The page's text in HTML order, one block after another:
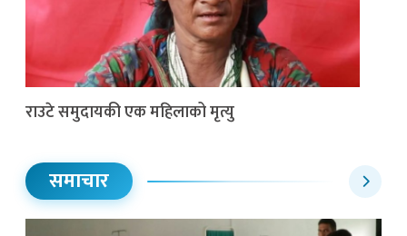
राउटे समुदायकी एक महिलाको मृत्यु
समाचार